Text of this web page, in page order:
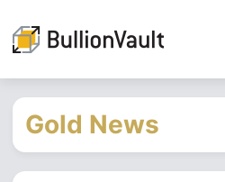
Gold News